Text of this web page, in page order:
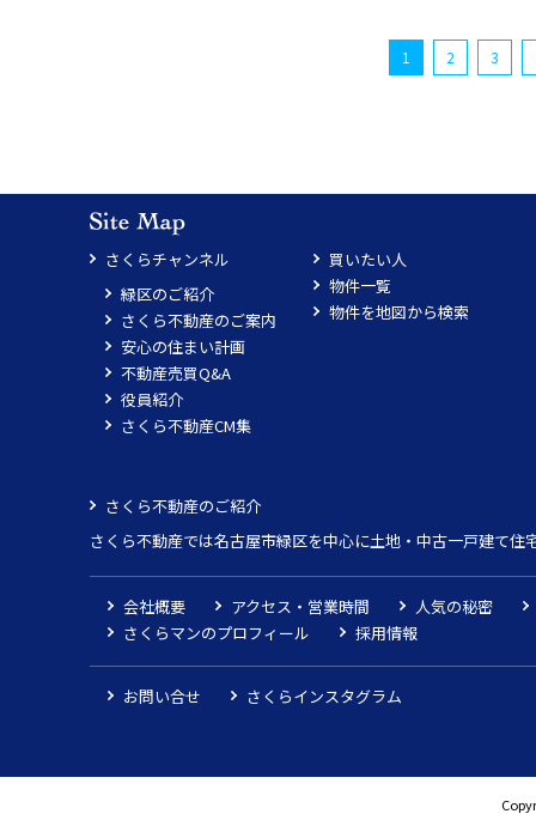
1 2 3
さくらチャンネル
緑区のご紹介
さくら不動産のご案内
安心の住まい計画
不動産売買Q&A
役員紹介
さくら不動産CM集
買いたい人
物件一覧
物件を地図から検索
さくら不動産のご紹介
さくら不動産では名古屋市緑区を中心に土地・中古一戸建て
会社概要 アクセス・営業時間
人気の秘密
さくらマンのプロフィール
採用情報
お問い合せ さくらインスタグラム